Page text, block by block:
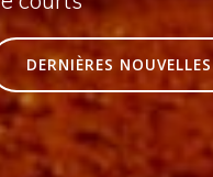
DERNIÈRES NOUVELLES